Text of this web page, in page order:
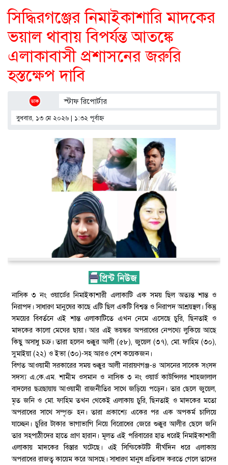
সিদ্ধিরগঞ্জের নিমাইকাশারি মাদকের
ভয়াল থাবায় বিপর্যন্ত আতঙ্কে
এলাকাবাসী প্রশাসনের জরুরি
হস্তক্ষেপ দাবি
স্টাফ রিপোর্টার
বুধবার, ১৩ মে ২০২৬ | ১:৩২ পূর্বাহ্ণ
নাসিক ৩ নং ওয়ার্ডের নিমাইকাশারী এলাকাটি এক সময় ছিল অত্যন্ত শান্ত ও
নিরাপদ। সাধারণ মানুষের কাছে এটি ছিল একটি বিশ্বস্ত ও নিরাপদ আশ্রয়স্থল। কিন্তু
সময়ের বিবর্তনে এই শান্ত এলাকাটিতে এখন নেমে এসেছে চুরি, ছিনতাই ও
মাদকের কালো মেঘের ছায়া। আর এই ভয়ঙ্কর অপরাধের নেপথ্যে লুকিয়ে আছে
কিছু অসাধু চক্র। তারা হলেন শুক্কুর আলী (৫৮), জুয়েল (৩৭), মো. ফাহিম (৩০),
সুমাইয়া (২২) ও ইভা (৩০)-সহ আরও বেশ কয়েকজন।
বিগত আওয়ামী সরকারের সময় শুক্কুর আলী নারায়ণগঞ্জ-৪ আসনের সাবেক সংসদ
সদস্য এ.কে.এম. শামীম ওসমান ও নাসিক ৩ নং ওয়ার্ড কাউন্সিলর শাহজালাল
বাদলের ছত্রছায়ায় আওয়ামী রাজনীতির সাথে জড়িয়ে পড়েন। তার ছেলে জুয়েল,
মৃত জনি ও মো. ফাহিম তখন থেকেই এলাকায় চুরি, ছিনতাই ও মাদকের মতো
অপরাধের সাথে সম্পৃক্ত হন। তারা প্রকাশ্যে একের পর এক অপকর্ম চালিয়ে
যাচ্ছেন। চুরির টাকার ভাগাভাগি নিয়ে বিরোধের জেরে শুক্কুর আলীর ছেলে জনি
তার সহপাঠীদের হাতে প্রাণ হারান। মূলত এই পরিবারের হাত ধরেই নিমাইকাশারী
এলাকায় মাদকের বিস্তার ঘটেছে। এই সিন্ডিকেটটি দীর্ঘদিন ধরে এলাকায়
অপরাধের রাজত্ব কায়েম করে আসছে। সাধারণ মানুষ প্রতিবাদ করতে গেলে তাদের